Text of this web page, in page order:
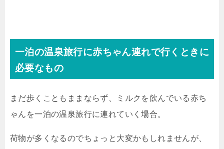
一泊の温泉旅行に赤ちゃん連れで行くときに
必要なもの
まだ歩くこともままならず、ミルクを飲んでいる赤ち
ゃんを一泊の温泉旅行に連れていく場合。
荷物が多くなるのでちょっと大変かもしれませんが、